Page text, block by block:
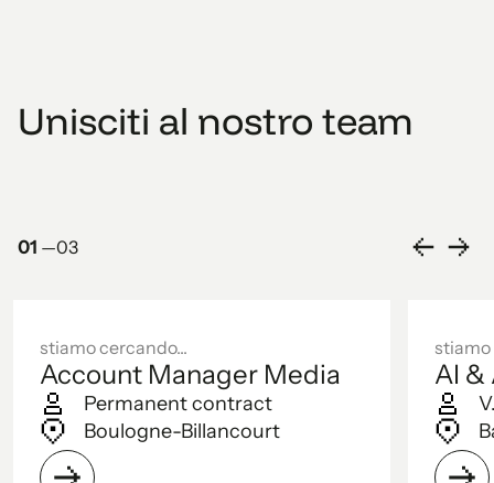
Unisciti al nostro team
01 —03
stiamo cercando...
Account Manager Media
Permanent contract
Boulogne-Billancourt
stiamo
AI